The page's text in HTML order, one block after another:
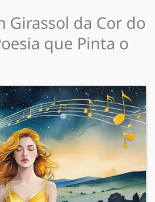
Girassol da Cor do
que Pinta o